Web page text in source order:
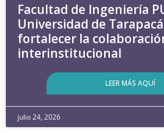
Facultad de Ingeniería
Universidad de
fortalecer la
interinstitucional
LEER MÁS AQUÍ
julio 24, 2026